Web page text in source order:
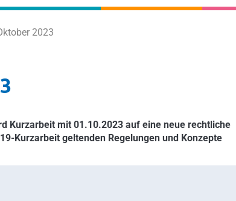
2023
Kurzarbeit mit 01.10.2023 auf eine neue rechtliche
Kurzarbeit geltenden Regelungen und Konzepte